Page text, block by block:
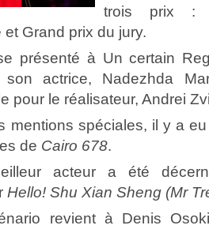
trois prix :
Grand prix du jury.
présenté à Un certain
son actrice, Nadezhda
pour le réalisateur, Andrei
mentions spéciales, il y a
de Cairo 678.
acteur a été
Hello! Shu Xian Sheng (Mr
revient à Denis